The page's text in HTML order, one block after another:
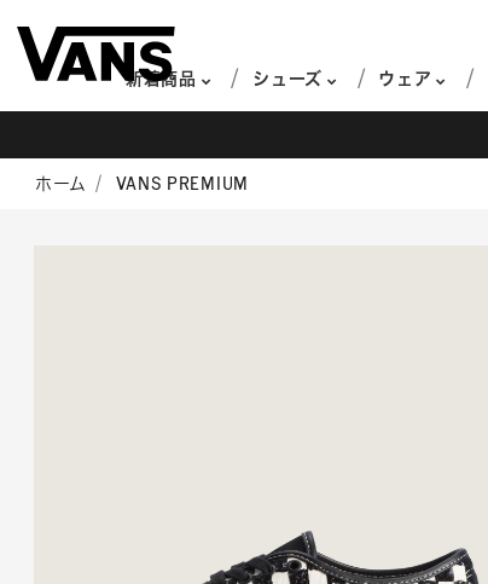
新着商品 シューズ ウェア
ホーム VANS PREMIUM